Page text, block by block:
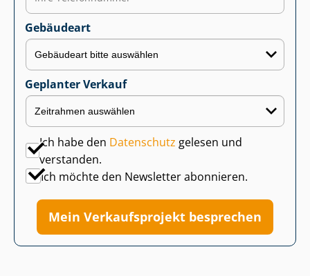
Gebäudeart
Geplanter Verkauf
Ich habe den Datenschutz gelesen und
verstanden.
Ich möchte den Newsletter abonnieren.
Mein Verkaufsprojekt besprechen